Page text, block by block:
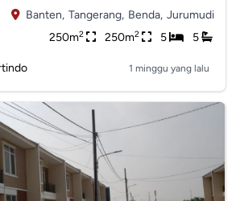
Banten, Tangerang, Benda, Jurumudi
250m2 250m2 5 5
1 minggu yang lalu